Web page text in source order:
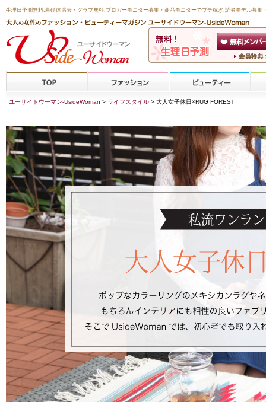
生理日予測無料,基礎体温表・グラフ無料,ブロガーモニター募集・商品モニターでプチ稼ぎ,読者モデル募集
ユーサイドウーマン-UsideWoman > ライフスタイル > 大人女子休日×RUG FOREST